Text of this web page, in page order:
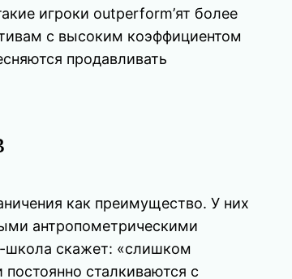
игроки outperform’ят более
с высоким коэффициентом
продавливать
как преимущество. У них
антропометрическими
школа скажет: «слишком
сталкиваются с